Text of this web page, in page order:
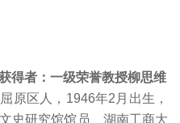
得者： 一级荣誉教授柳思维
原区人，1946年2月出生，
史研究馆馆员、湖南工商大